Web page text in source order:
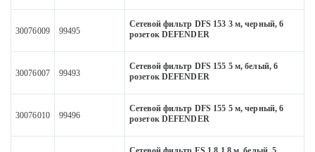
30076009 99495
Сетевой фильтр DFS 153 3 м, черный, 6
розеток DEFENDER
30076007 99493
Сетевой фильтр DFS 155 5 м, белый, 6
розеток DEFENDER
30076010 99496
Сетевой фильтр DFS 155 5 м, черный, 6
розеток DEFENDER